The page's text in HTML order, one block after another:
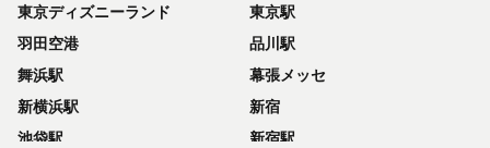
東京ディズニーランド
東京駅
羽田空港
品川駅
舞浜駅
幕張メッセ
新横浜駅
新宿
池袋駅
新宿駅